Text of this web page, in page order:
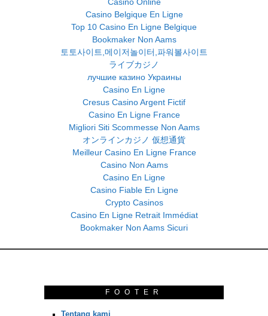
Casino Belgique En Ligne
Top 10 Casino En Ligne Belgique
Bookmaker Non Aams
토토사이트,메이저놀이터,파워볼사이트
ライブカジノ
лучшие казино Украины
Casino En Ligne
Cresus Casino Argent Fictif
Casino En Ligne France
Migliori Siti Scommesse Non Aams
オンラインカジノ 仮想通貨
Meilleur Casino En Ligne France
Casino Non Aams
Casino En Ligne
Casino Fiable En Ligne
Crypto Casinos
Casino En Ligne Retrait Immédiat
Bookmaker Non Aams Sicuri
FOOTER
Tentang kami